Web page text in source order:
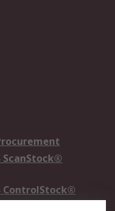
ScanStock®
ControlStock®